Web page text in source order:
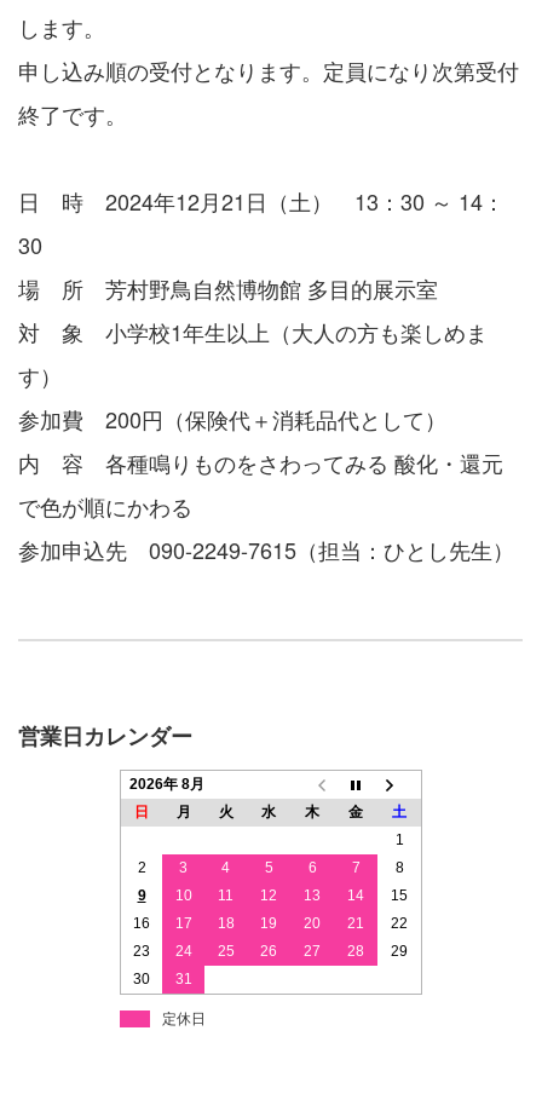
します。
申し込み順の受付となります。定員になり次第受付
終了です。
日 時 2024年12月21日（土） 13：30 ～ 14：
30
場 所 芳村野鳥自然博物館 多目的展示室
対 象 小学校1年生以上（大人の方も楽しめま
す）
参加費 200円（保険代＋消耗品代として）
内 容 各種鳴りものをさわってみる 酸化・還元
で色が順にかわる
参加申込先 090-2249-7615（担当：ひとし先生）
営業日カレンダー
2026年 8月
日
月 火 水 木 金
土
1
2
3 4 5 6 7
8
9
10 11 12 13 14
15
16
17 18 19 20 21
22
23
24 25 26 27 28
29
30
31
定休日